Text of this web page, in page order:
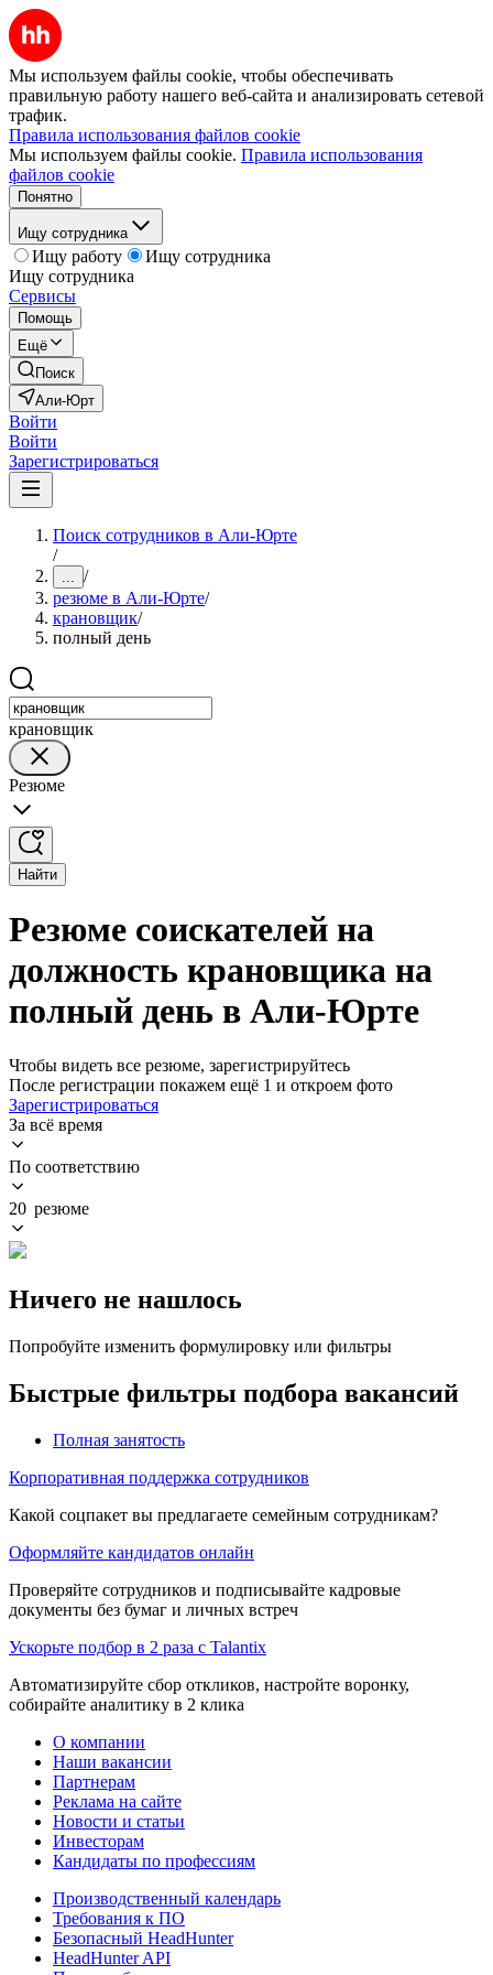
Мы используем файлы cookie, чтобы обеспечивать
правильную работу нашего веб-сайта и анализировать сетевой
трафик.
Правила использования файлов cookie
Мы используем файлы cookie. Правила использования
файлов cookie
Понятно
Ищу сотрудника
Ищу работу
Ищу сотрудника
Ищу сотрудника
Сервисы
Помощь
Ещё
Поиск
Али-Юрт
Войти
Войти
Зарегистрироваться
Поиск сотрудников в Али-Юрте
/
... /
резюме в Али-Юрте/
крановщик/
полный день
крановщик
Резюме
Найти
Резюме соискателей на
должность крановщика на
полный день в Али-Юрте
Чтобы видеть все резюме, зарегистрируйтесь
После регистрации покажем ещё 1 и откроем фото
Зарегистрироваться
За всё время
По соответствию
20 резюме
Ничего не нашлось
Попробуйте изменить формулировку или фильтры
Быстрые фильтры подбора вакансий
Полная занятость
Корпоративная поддержка сотрудников
Какой соцпакет вы предлагаете семейным сотрудникам?
Оформляйте кандидатов онлайн
Проверяйте сотрудников и подписывайте кадровые
документы без бумаг и личных встреч
Ускорьте подбор в 2 раза с Talantix
Автоматизируйте сбор откликов, настройте воронку,
собирайте аналитику в 2 клика
О компании
Наши вакансии
Партнерам
Реклама на сайте
Новости и статьи
Инвесторам
Кандидаты по профессиям
Производственный календарь
Требования к ПО
Безопасный HeadHunter
HeadHunter API